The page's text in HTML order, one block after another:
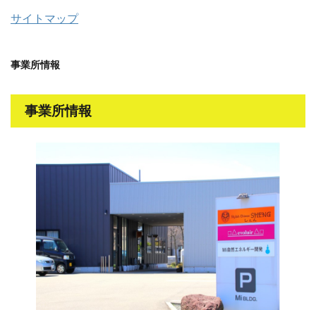
サイトマップ
事業所情報
事業所情報